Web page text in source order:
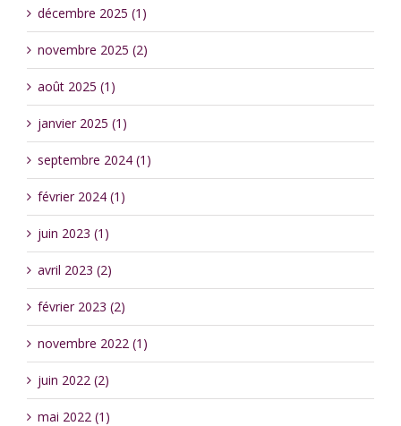
décembre 2025 (1)
novembre 2025 (2)
août 2025 (1)
janvier 2025 (1)
septembre 2024 (1)
février 2024 (1)
juin 2023 (1)
avril 2023 (2)
février 2023 (2)
novembre 2022 (1)
juin 2022 (2)
mai 2022 (1)